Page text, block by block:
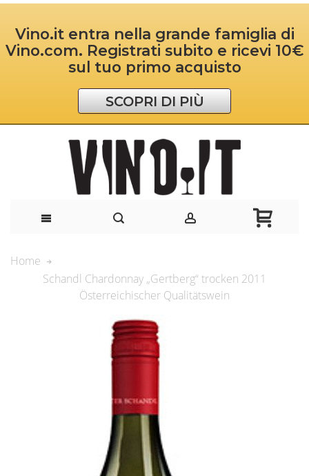
Vino.it entra nella grande famiglia di
Vino.com. Registrati subito e ricevi 10€
sul tuo primo acquisto
SCOPRI DI PIÙ
Home
Schandl Chardonnay „Gertberg“ trocken 2011
Österreichischer Qualitätswein